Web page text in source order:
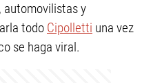
automovilistas y
todo Cipolletti una vez
se haga viral.